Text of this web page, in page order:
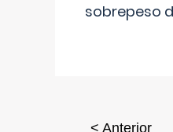
sobrepeso
< Anterior